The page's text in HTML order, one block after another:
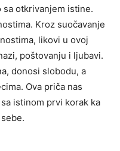
sa otkrivanjem istine.
Kroz suočavanje
likovi u ovoj
poštovanju i ljubavi.
donosi slobodu, a
Ova priča nas
istinom prvi korak ka